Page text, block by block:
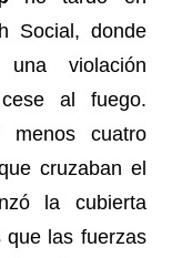
Social, donde
violación
al fuego.
cuatro
cruzaban el
la cubierta
que las fuerzas